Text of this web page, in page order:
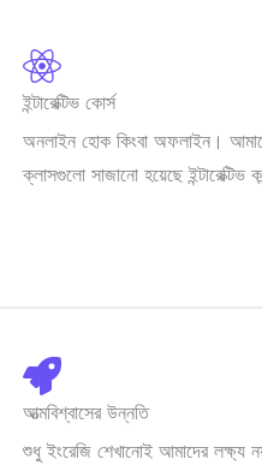
ইন্টারেক্টিভ কোর্স
অনলাইন হোক কিংবা অফলাইন।
ক্লাসগুলো সাজানো হয়েছে ইন্টারেক্টিভ
আত্মবিশ্বাসের উন্নতি
শুধু ইংরেজি শেখানোই আমাদের লক্ষ্য